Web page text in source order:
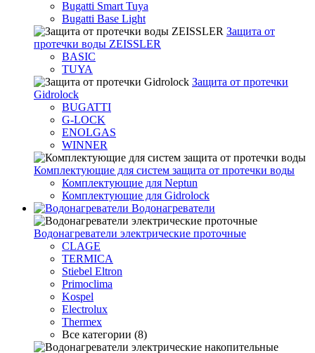
Bugatti Smart Tuya
Bugatti Base Light
Защита от
протечки воды ZEISSLER
BASIC
TUYA
Защита от протечки
Gidrolock
BUGATTI
G-LOCK
ENOLGAS
WINNER
Комплектующие для систем защита от протечки воды
Комплектующие для Neptun
Комплектующие для Gidrolock
Водонагреватели
Водонагреватeли электрические проточные
CLAGE
TERMICA
Stiebel Eltron
Primoclima
Kospel
Electrolux
Thermex
Все категории (8)